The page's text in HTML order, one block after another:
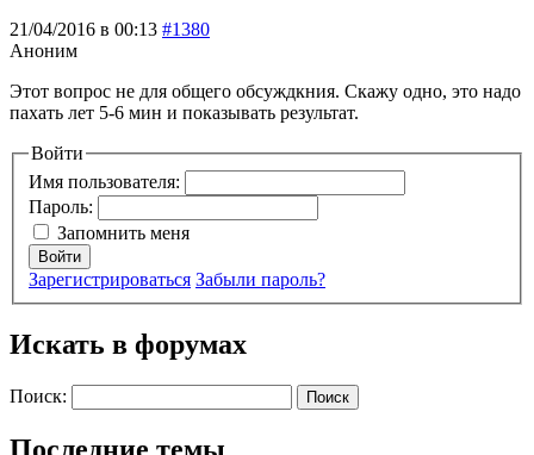
21/04/2016 в 00:13 #1380
Аноним
Этот вопрос не для общего обсуждкния. Скажу одно, это надо
пахать лет 5-6 мин и показывать результат.
Войти
Имя пользователя:
Пароль:
Запомнить меня
Войти
Зарегистрироваться Забыли пароль?
Искать в форумах
Поиск: